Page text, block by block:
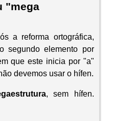
"mega
a reforma ortográfica,
segundo elemento por
que este inicia por "a"
devemos usar o hífen.
, sem hífen.